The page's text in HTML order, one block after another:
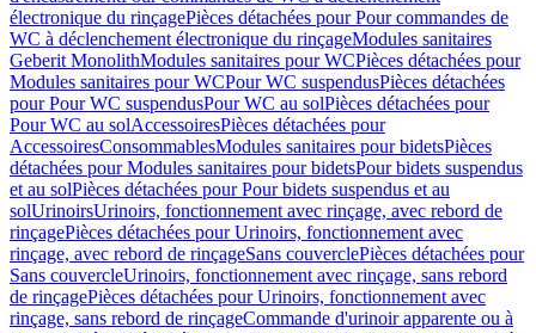
électronique du rinçagePièces détachées pour Pour commandes de
WC à déclenchement électronique du rinçageModules sanitaires
Geberit MonolithModules sanitaires pour WCPièces détachées pour
Modules sanitaires pour WCPour WC suspendusPièces détachées
pour Pour WC suspendusPour WC au solPièces détachées pour
Pour WC au solAccessoiresPièces détachées pour
AccessoiresConsommablesModules sanitaires pour bidetsPièces
détachées pour Modules sanitaires pour bidetsPour bidets suspendus
et au solPièces détachées pour Pour bidets suspendus et au
solUrinoirsUrinoirs, fonctionnement avec rinçage, avec rebord de
rinçagePièces détachées pour Urinoirs, fonctionnement avec
rinçage, avec rebord de rinçageSans couverclePièces détachées pour
Sans couvercleUrinoirs, fonctionnement avec rinçage, sans rebord
de rinçagePièces détachées pour Urinoirs, fonctionnement avec
rinçage, sans rebord de rinçageCommande d'urinoir apparente ou à